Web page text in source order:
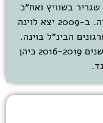
די.סי. בין 2003-2006 היה שגריר בשוויץ ואח״כ
סגן מנכ״ל משרד החוץ לתקשורת והסברה. ב-2009 יצא לוינה
הבינ״ל בוינה.
כששב לארץ שימש כסמנכ״ל אירופה ובשנים 2016-2019 כיהן